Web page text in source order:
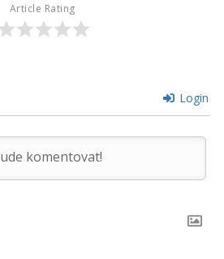
Article Rating
Login